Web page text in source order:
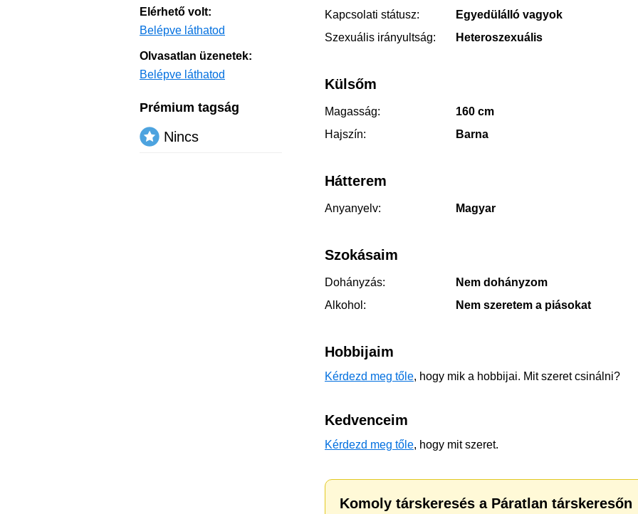
Kapcsolati státusz:
Egyedülálló vagyok
Szexuális irányultság:
Heteroszexuális
Külsőm
Magasság:
160 cm
Hajszín:
Barna
Hátterem
Anyanyelv: Magyar
Szokásaim
Dohányzás:
Nem dohányzom
Alkohol:
Nem szeretem a piásokat
Hobbijaim
Kérdezd meg tőle, hogy mik a hobbijai. Mit szeret csinálni?
Kedvenceim
Kérdezd meg tőle, hogy mit szeret.
Komoly társkeresés a Páratlan társkeresőn
Elérhető volt:
Belépve láthatod
Olvasatlan üzenetek:
Belépve láthatod
Prémium tagság
Nincs